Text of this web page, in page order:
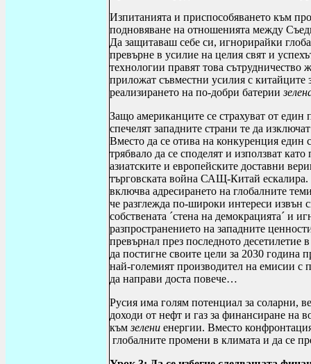
Изпитанията и приспособяването към
подновяване на отношенията между
Да защитаваш себе си, игнорирайки
превърне в усилие на целия свят и
технологии правят това
приложат съвместни усилия с китайците
реализирането на по-добри батерии
Защо американците се страхуват от
спечелят западните страни те да
Вместо да се отива на конкуренция
трябвало да се споделят и използват
азиатските и европейските доставни
търговската война САЩ-Китай
включва адресирането на глобалните
че разглежда по-широки интереси извън
собствената ´стена на демокрацията´ и
разпространението на западните
превърнал през последното десетилетие
да постигне своите цели за 2030
най-големият производител на емисии с
да направи доста повече…
Русия има голям потенциал за соларни,
доходи от нефт и газ за финансиране на
към зелени енергии. Вместо
глобалните промени в климата и да се